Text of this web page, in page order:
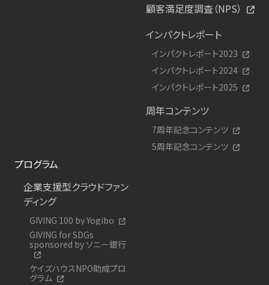
顧客満足度調査（NPS）
インパクトレポート
インパクトレポート2023
インパクトレポート2024
インパクトレポート2025
周年コンテンツ
7周年記念コンテンツ
5周年記念コンテンツ
プログラム
企業支援型クラウドファン
ディング
GIVING 100 by Yogibo
GIVING for SDGs
sponsored by ソニー銀行
ケイズハウスNPO助成プロ
グラム